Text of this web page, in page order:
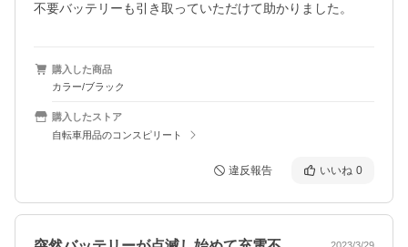
不要バッテリーも引き取っていただけて助かりました。
購入した商品
カラー/ブラック
購入したストア
自転車用品のコンスピリート
違反報告 いいね 0